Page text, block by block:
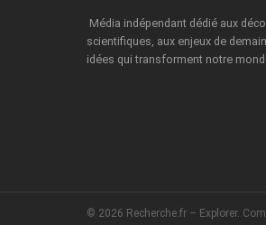
Média indépendant dédié aux
scientifiques, aux enjeux de
idées qui transforment notre
© 2026 Recherche.fr – Explorer.